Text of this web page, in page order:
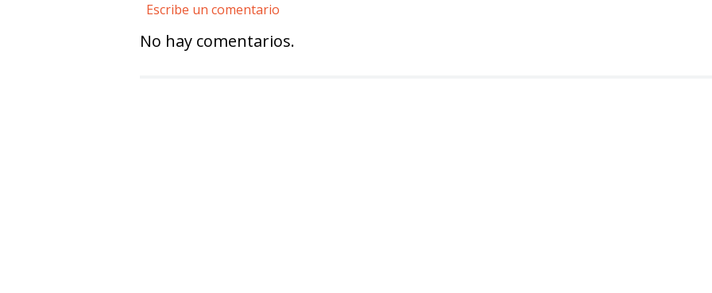
Escribe un comentario
No hay comentarios.